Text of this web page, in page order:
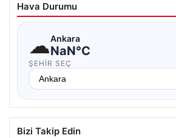
Hava Durumu
☁Ankara
NaN°C
ŞEHIR SEÇ
Bizi Takip Edin